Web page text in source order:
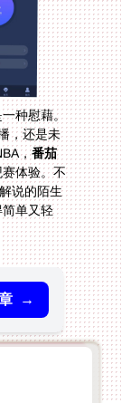
种慰藉。
，还是未
，番茄
体验。不
解说的陌生
单又轻
→